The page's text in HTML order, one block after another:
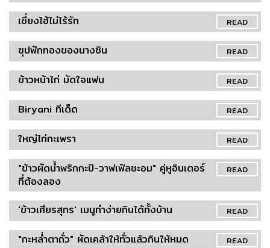
READ
เซี่ยงไฮ้ไม่ไร้รัก
READ
ซุปฟักทองของนางซิน
READ
ข้าวหน้าไก่ มัดใจแฟน
READ
Biryani ทีเด็ด
READ
ใหญ่ไก่กะเพรา
READ
"ข้าวผัดน้ำพริกกะปิ-วาฟเฟิลชะอม" คู่หูอินเตอร์
ที่ต้องลอง
READ
'ข้าวเศียรสุกร' เมนูทำง่ายกินได้ทั้งบ้าน
READ
"กะหล่ำตาถั่ว" ผัดเคล้าให้ทั่วแล้วกินให้หมด